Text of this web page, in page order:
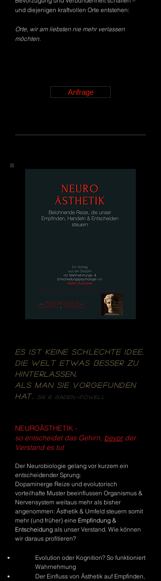
und diejenigen kraftvollen Orte entstehen:
Orte, wir am liebsten nie mehr verlassen
möchten.
Anfrage
ES IST keine schlechte Idee,
die Welt etwas besser zu
hinterlassen,
als man sie vorgefunden
hat. Sir R. Baden-Powell
NEUROÄSTHETIK -
soentscheidet das Gehirn, bevorder
Verstand es tut
Der Neurobiologie gelang vor kurzem ein
entscheidender Sprung:
Dopaminerge Reize und evolutorisch
vorteilhafte Muster beeinflussen Organismus &
Nervensystem weitaus mehr als bisher
angenommen: Ästhetik & Umfeld steuern somit
mehr (und früher) eine Empfindung &
Entscheidung als unser Verstand. Wie können
wir daraus profitieren?
Evolution oder Kognition? So funktioniert
Wahrnehmung
Der Einfluss von Ästhetik auf Empfinden,